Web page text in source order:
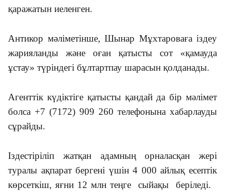
қаражатын иеленген.
Антикор мәліметінше, Шынар Мұхтароваға іздеу
жарияланды және оған қатысты сот «қамауда
ұстау» түріндегі бұлтартпау шарасын қолданады.
Агенттік күдіктіге қатысты қандай да бір мәлімет
болса +7 (7172) 909 260 телефонына хабарлауды
сұрайды.
Іздестіріліп жатқан адамның орналасқан жері
туралы ақпарат бергені үшін 4 000 айлық есептік
көрсеткіш, яғни 12 млн теңге сыйақы беріледі.